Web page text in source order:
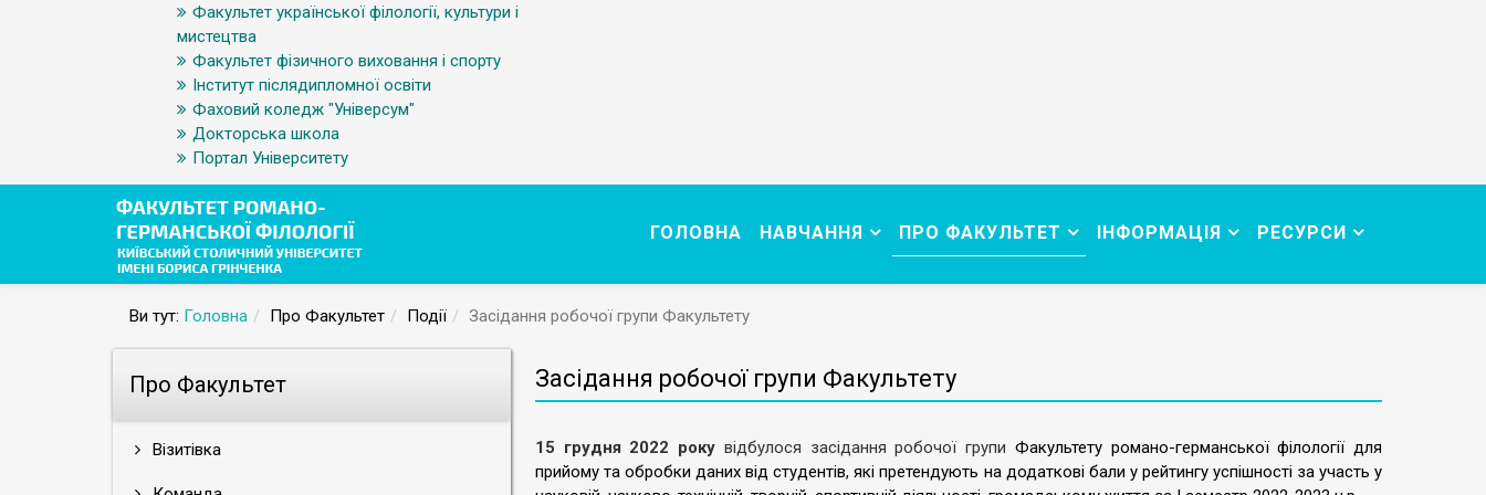
Факультет української філології, культури і
мистецтва
Факультет фізичного виховання і спорту
Інститут післядипломної освіти
Фаховий коледж "Універсум"
Докторська школа
Портал Університету
ГОЛОВНА НАВЧАННЯ ПРО ФАКУЛЬТЕТ ІНФОРМАЦІЯ РЕСУРСИ
Ви тут: Головна Про Факультет Події Засідання робочої групи Факультету
Про Факультет
Візитівка
Засідання робочої групи Факультету
15 грудня 2022 року відбулося засідання робочої групи Факультету романо-германської філології для
прийому та обробки даних від студентів, які претендують на додаткові бали у рейтингу успішності за участь у